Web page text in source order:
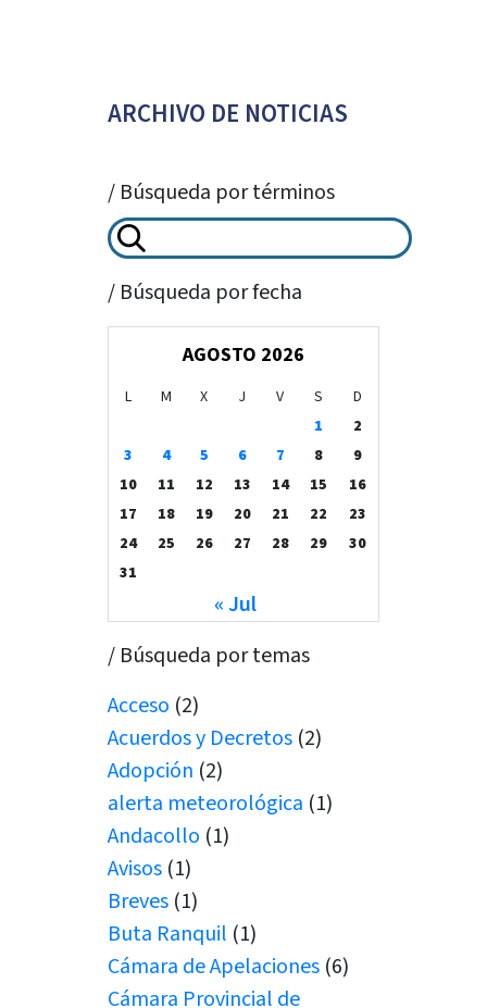
ARCHIVO DE NOTICIAS
/ Búsqueda por términos
/ Búsqueda por fecha
AGOSTO 2026
L M X J V S
D
1
2
3
4 5 6 7 8
9
10
11 12 13 14 15
16
17
18 19 20 21 22
23
24
25 26 27 28 29
30
31
« Jul
/ Búsqueda por temas
Acceso (2)
Acuerdos y Decretos (2)
Adopción (2)
alerta meteorológica (1)
Andacollo (1)
Avisos (1)
Breves (1)
Buta Ranquil (1)
Cámara de Apelaciones (6)
Cámara Provincial de